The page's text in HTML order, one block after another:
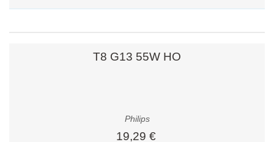
T8 G13 55W HO
Philips
19,29 €